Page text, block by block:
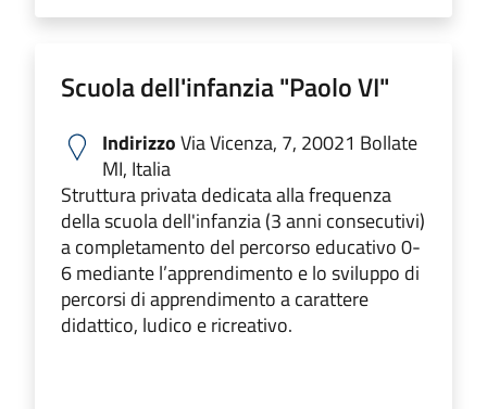
Scuola dell'infanzia "Paolo VI"
IndirizzoVia Vicenza, 7, 20021 Bollate
MI, Italia
Struttura privata dedicata alla frequenza
della scuola dell'infanzia (3 anni consecutivi)
a completamento del percorso educativo 0-
6 mediante l’apprendimento e lo sviluppo di
percorsi di apprendimento a carattere
didattico, ludico e ricreativo.